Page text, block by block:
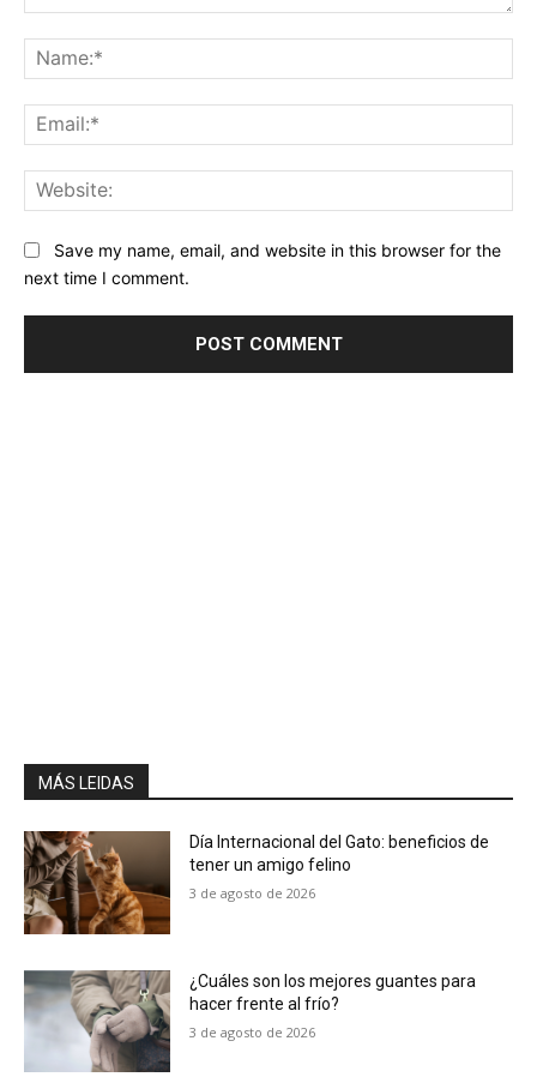
Save my name, email, and website in this browser for the
next time I comment.
MÁS LEIDAS
Día Internacional del Gato: beneficios de
tener un amigo felino
3 de agosto de 2026
¿Cuáles son los mejores guantes para
hacer frente al frío?
3 de agosto de 2026